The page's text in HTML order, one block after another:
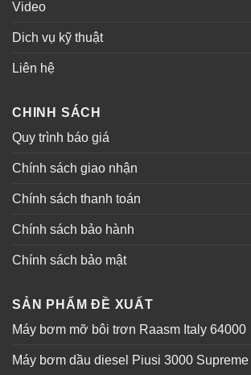
Video
Dich vụ kỹ thuật
Liên hệ
CHINH SÁCH
Quy trình báo giá
Chính sách giao nhận
Chính sách thanh toán
Chính sách bảo hành
Chính sách bảo mật
SẢN PHẨM ĐỀ XUẤT
Máy bơm mỡ bôi trơn Raasm Italy 64000
Máy bơm dầu diesel Piusi 3000 Supreme